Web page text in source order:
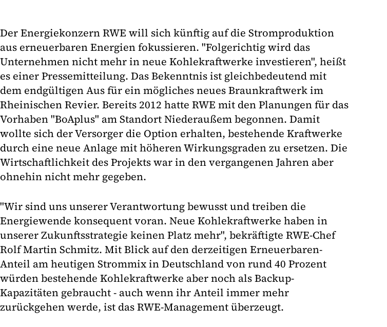
Der Energiekonzern RWE will sich künftig auf die Stromproduktion
aus erneuerbaren Energien fokussieren. "Folgerichtig wird das
Unternehmen nicht mehr in neue Kohlekraftwerke investieren", heißt
es einer Pressemitteilung. Das Bekenntnis ist gleichbedeutend mit
dem endgültigen Aus für ein mögliches neues Braunkraftwerk im
Rheinischen Revier. Bereits 2012 hatte RWE mit den Planungen für das
Vorhaben "BoAplus" am Standort Niederaußem begonnen. Damit
wollte sich der Versorger die Option erhalten, bestehende Kraftwerke
durch eine neue Anlage mit höheren Wirkungsgraden zu ersetzen. Die
Wirtschaftlichkeit des Projekts war in den vergangenen Jahren aber
ohnehin nicht mehr gegeben.
"Wir sind uns unserer Verantwortung bewusst und treiben die
Energiewende konsequent voran. Neue Kohlekraftwerke haben in
unserer Zukunftsstrategie keinen Platz mehr", bekräftigte RWE-Chef
Rolf Martin Schmitz. Mit Blick auf den derzeitigen Erneuerbaren-
Anteil am heutigen Strommix in Deutschland von rund 40 Prozent
würden bestehende Kohlekraftwerke aber noch als Backup-
Kapazitäten gebraucht - auch wenn ihr Anteil immer mehr
zurückgehen werde, ist das RWE-Management überzeugt.